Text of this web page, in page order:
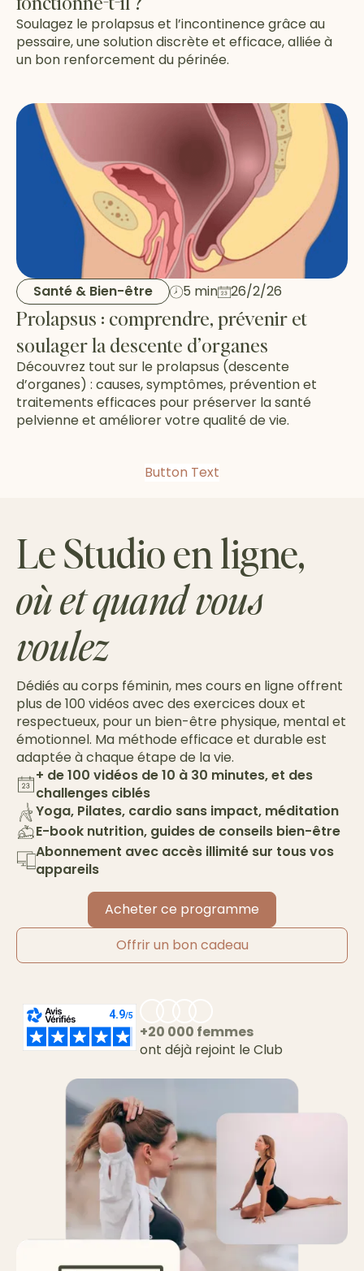
Soulagez le prolapsus et l’incontinence grâce au
pessaire, une solution discrète et efficace, alliée à
un bon renforcement du périnée.
Santé & Bien-être 5 min 26/2/26
Prolapsus : comprendre, prévenir et
soulager la descente d’organes
Découvrez tout sur le prolapsus (descente
d’organes) : causes, symptômes, prévention et
traitements efficaces pour préserver la santé
pelvienne et améliorer votre qualité de vie.
Button Text
Le Studio en ligne,
où et quand vous
voulez
Dédiés au corps féminin, mes cours en ligne offrent
plus de 100 vidéos avec des exercices doux et
respectueux, pour un bien-être physique, mental et
émotionnel. Ma méthode efficace et durable est
adaptée à chaque étape de la vie.
+ de 100 vidéos de 10 à 30 minutes, et des
challenges ciblés
Yoga, Pilates, cardio sans impact, méditation
E-book nutrition, guides de conseils bien-être
Abonnement avec accès illimité sur tous vos
appareils
Acheter ce programme
Offrir un bon cadeau
+20 000 femmes
ont déjà rejoint le Club